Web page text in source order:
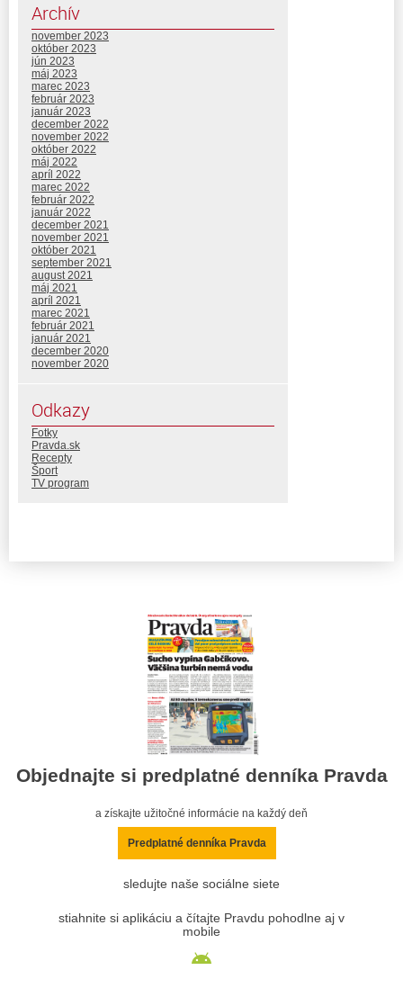
Archív
november 2023
október 2023
jún 2023
máj 2023
marec 2023
február 2023
január 2023
december 2022
november 2022
október 2022
máj 2022
apríl 2022
marec 2022
február 2022
január 2022
december 2021
november 2021
október 2021
september 2021
august 2021
máj 2021
apríl 2021
marec 2021
február 2021
január 2021
december 2020
november 2020
Odkazy
Fotky
Pravda.sk
Recepty
Šport
TV program
Objednajte si predplatné denníka Pravda
a získajte užitočné informácie na každý deň
Predplatné denníka Pravda
sledujte naše sociálne siete
stiahnite si aplikáciu a čítajte Pravdu pohodlne aj v
mobile